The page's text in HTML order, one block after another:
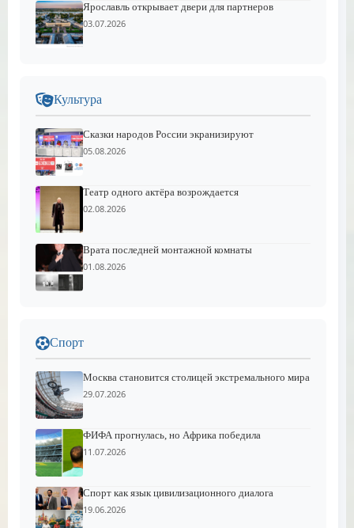
Ярославль открывает двери для партнеров
03.07.2026
Культура
Сказки народов России экранизируют
05.08.2026
Театр одного актёра возрождается
02.08.2026
Врата последней монтажной комнаты
01.08.2026
Спорт
Москва становится столицей экстремального мира
29.07.2026
ФИФА прогнулась, но Африка победила
11.07.2026
Спорт как язык цивилизационного диалога
19.06.2026